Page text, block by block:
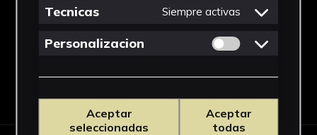
Ver más
Tecnicas Siempre activas
Personalizacion Permitir cookies
Aceptar
seleccionadas
Aceptar
todas